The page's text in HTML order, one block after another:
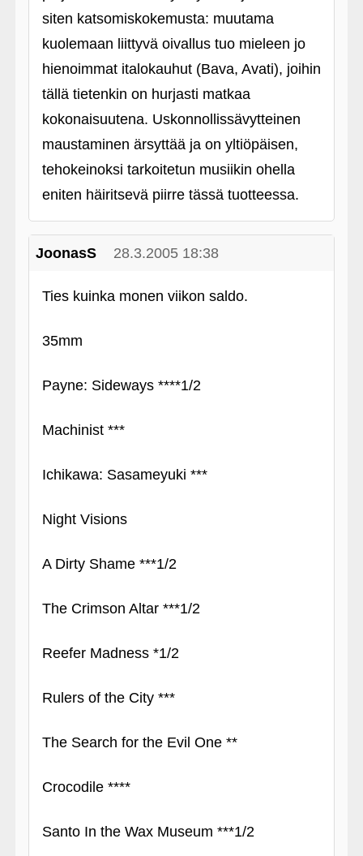
siten katsomiskokemusta: muutama
kuolemaan liittyvä oivallus tuo mieleen jo
hienoimmat italokauhut (Bava, Avati), joihin
tällä tietenkin on hurjasti matkaa
kokonaisuutena. Uskonnollissävytteinen
maustaminen ärsyttää ja on yltiöpäisen,
tehokeinoksi tarkoitetun musiikin ohella
eniten häiritsevä piirre tässä tuotteessa.
JoonasS 28.3.2005 18:38
Ties kuinka monen viikon saldo.
35mm
Payne: Sideways ****1/2
Machinist ***
Ichikawa: Sasameyuki ***
Night Visions
A Dirty Shame ***1/2
The Crimson Altar ***1/2
Reefer Madness *1/2
Rulers of the City ***
The Search for the Evil One **
Crocodile ****
Santo In the Wax Museum ***1/2